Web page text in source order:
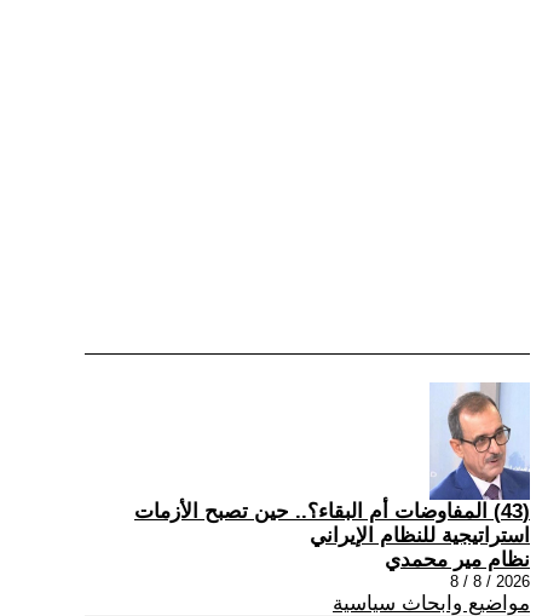
(43) المفاوضات أم البقاء؟.. حين تصبح الأزمات
استراتيجية للنظام الإيراني
نظام مير محمدي
2026 / 8 / 8
مواضيع وابحاث سياسية